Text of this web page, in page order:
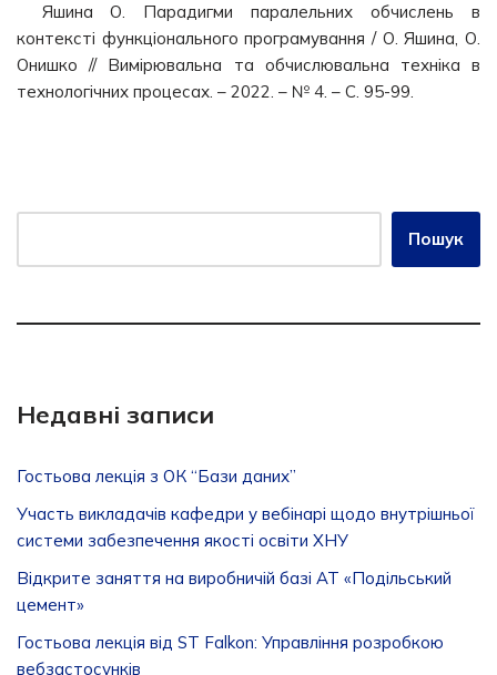
Яшина О. Парадигми паралельних обчислень в
контексті функціонального програмування / О. Яшина, О.
Онишко // Вимірювальна та обчислювальна техніка в
технологічних процесах. – 2022. – № 4. – C. 95-99.
Пошук
Недавні записи
Гостьова лекція з ОК “Бази даних”
Участь викладачів кафедри у вебінарі щодо внутрішньої
системи забезпечення якості освіти ХНУ
Відкрите заняття на виробничій базі АТ «Подільський
цемент»
Гостьова лекція від ST Falkon: Управління розробкою
вебзастосунків